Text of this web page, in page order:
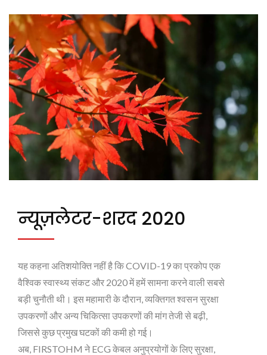
न्यूज़लेटर-शरद 2020
यह कहना अतिशयोक्ति नहीं है कि COVID-19 का प्रकोप एक
वैश्विक स्वास्थ्य संकट और 2020 में हमें सामना करने वाली सबसे
बड़ी चुनौती थी। इस महामारी के दौरान, व्यक्तिगत श्वसन सुरक्षा
उपकरणों और अन्य चिकित्सा उपकरणों की मांग तेजी से बढ़ी,
जिससे कुछ प्रमुख घटकों की कमी हो गई।
अब, FIRSTOHM ने ECG केबल अनुप्रयोगों के लिए सुरक्षा,